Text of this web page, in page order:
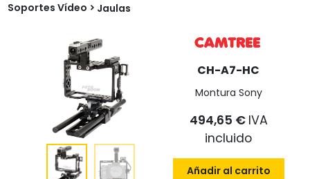
Soportes Vídeo Jaulas
CH-A7-HC
Montura Sony
494,65 € IVA
incluido
Añadir al carrito